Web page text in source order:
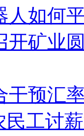
人如何
开矿业
干预汇
民工讨